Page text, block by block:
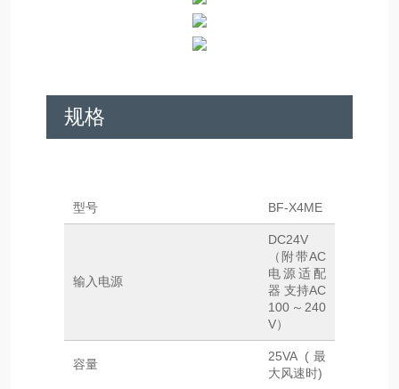
规格
型号 BF-X4ME
输入电源
DC24V
（附带AC
电源适配
器 支持AC
100～240
V）
容量
25VA (最
大风速时)